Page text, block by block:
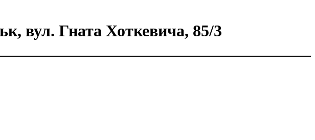
вул. Гната Хоткевича, 85/3